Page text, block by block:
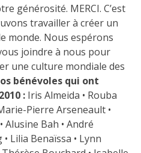
générosité. MERCI. C’est
travailler à créer un
monde. Nous espérons
joindre à nous pour
une culture mondiale des
bénévoles qui ont
: Iris Almeida • Rouba
Pierre Arseneault •
Alusine Bah • André
Lilia Benaïssa • Lynn